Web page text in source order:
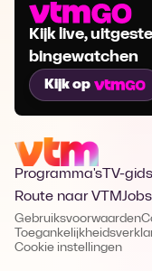
Kijk live,
bingewatchen
Kijk op
Programma's TV-gids
Route naar VTMJobs
Gebruiksvoorwaarden
Cookie instellingen